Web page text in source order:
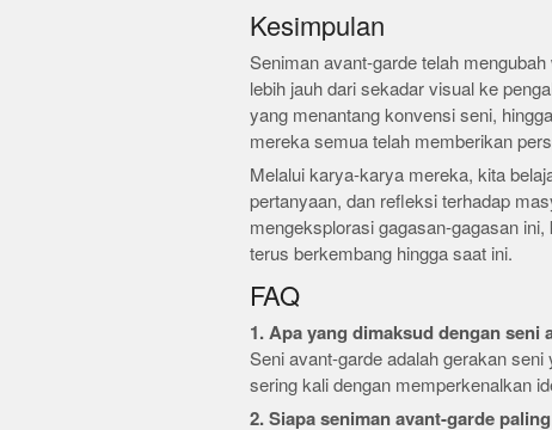
Kesimpulan
Seniman avant-garde telah
lebih jauh dari sekadar visual ke
yang menantang konvensi seni,
mereka semua telah memberikan
Melalui karya-karya mereka, kita
pertanyaan, dan refleksi terhadap
mengeksplorasi gagasan-gagasan
terus berkembang hingga saat ini.
FAQ
1. Apa yang dimaksud dengan seni
Seni avant-garde adalah gerakan
sering kali dengan memperkenalkan
2. Siapa seniman avant-garde